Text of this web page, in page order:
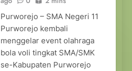
Purworejo – SMA Negeri 11
Purworejo kembali
menggelar event olahraga
bola voli tingkat SMA/SMK
se-Kabupaten Purworejo